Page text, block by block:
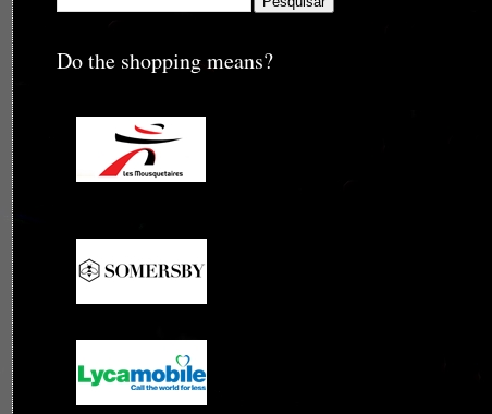
Do the shopping means?